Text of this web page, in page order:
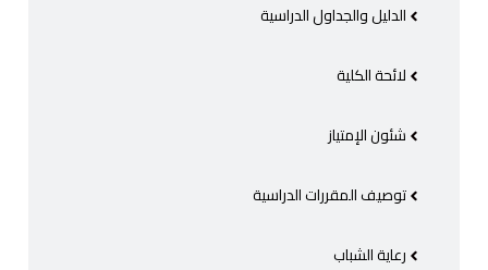
الدليل والجداول الدراسية
لائحة الكلية
شئون الإمتياز
توصيف المقررات الدراسية
رعاية الشباب